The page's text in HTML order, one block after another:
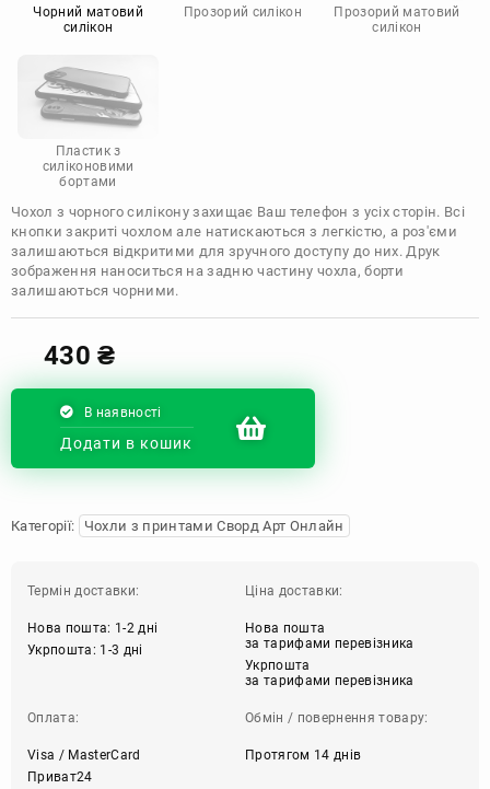
Чорний матовий
силікон
Прозорий силікон
Прозорий матовий
силікон
Пластик з
силіконовими
бортами
Чохол з чорного силікону захищає Ваш телефон з усіх сторін. Всі
кнопки закриті чохлом але натискаються з легкістю, а роз'єми
залишаються відкритими для зручного доступу до них. Друк
зображення наноситься на задню частину чохла, борти
залишаються чорними.
430₴
В наявності
Додати в кошик
Категорії: Чохли з принтами Сворд Арт Онлайн
Термін доставки:
Нова пошта: 1-2 дні
Укрпошта: 1-3 дні
Ціна доставки:
Нова пошта
за тарифами перевізника
Укрпошта
за тарифами перевізника
Оплата:
Visa / MasterCard
Приват24
Обмін / повернення товару:
Протягом 14 днів